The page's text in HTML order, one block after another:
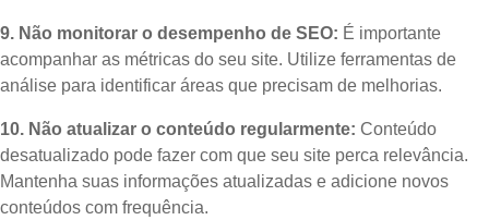
9. Não monitorar o desempenho de SEO: É importante
acompanhar as métricas do seu site. Utilize ferramentas de
análise para identificar áreas que precisam de melhorias.
10. Não atualizar o conteúdo regularmente: Conteúdo
desatualizado pode fazer com que seu site perca relevância.
Mantenha suas informações atualizadas e adicione novos
conteúdos com frequência.